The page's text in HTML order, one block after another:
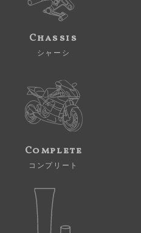
Chassis
シャーシ
Complete
コンプリート